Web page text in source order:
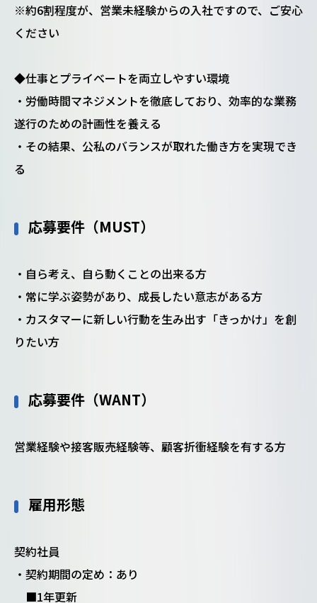
※約6割程度が、営業未経験からの入社ですので、ご安心
ください
◆仕事とプライベートを両立しやすい環境
・労働時間マネジメントを徹底しており、効率的な業務
遂行のための計画性を養える
・その結果、公私のバランスが取れた働き方を実現でき
る
応募要件（MUST）
・自ら考え、自ら動くことの出来る方
・常に学ぶ姿勢があり、成長したい意志がある方
・カスタマーに新しい行動を生み出す「きっかけ」を創
りたい方
応募要件（WANT）
営業経験や接客販売経験等、顧客折衝経験を有する方
雇用形態
契約社員
・契約期間の定め：あり
■1年更新